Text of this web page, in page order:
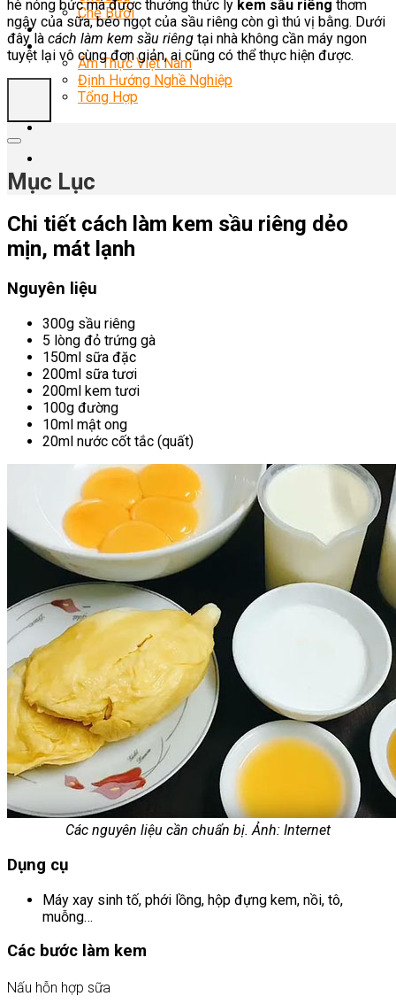
Chè Bưởi
Món Ngon Mỗi Ngày
Tin Tức
Ẩm Thực Việt Nam
Định Hướng Nghề Nghiệp
Tổng Hợp
hè nóng bức mà được thưởng thức ly kem sầu riêng thơm
ngậy của sữa, béo ngọt của sầu riêng còn gì thú vị bằng. Dưới
đây là cách làm kem sầu riêng tại nhà không cần máy ngon
tuyệt lại vô cùng đơn giản, ai cũng có thể thực hiện được.
Mục Lục
Chi tiết cách làm kem sầu riêng dẻo
mịn, mát lạnh
Nguyên liệu
300g sầu riêng
5 lòng đỏ trứng gà
150ml sữa đặc
200ml sữa tươi
200ml kem tươi
100g đường
10ml mật ong
20ml nước cốt tắc (quất)
Các nguyên liệu cần chuẩn bị. Ảnh: Internet
Dụng cụ
Máy xay sinh tố, phới lồng, hộp đựng kem, nồi, tô,
muỗng…
Các bước làm kem
Nấu hỗn hợp sữa